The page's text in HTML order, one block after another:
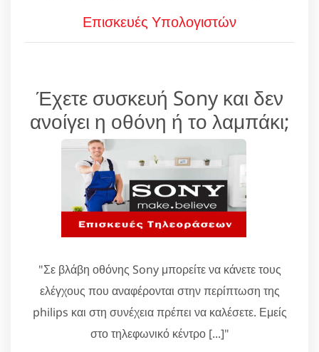
Επισκευές Υπολογιστών
Έχετε συσκευή Sony και δεν
ανοίγει η οθόνη ή το λαμπάκι;
"Σε βλάβη οθόνης Sony μπορείτε να κάνετε τους
ελέγχους που αναφέρονται στην περίπτωση της
philips και στη συνέχεια πρέπει να καλέσετε. Εμείς
στο τηλεφωνικό κέντρο [...]"